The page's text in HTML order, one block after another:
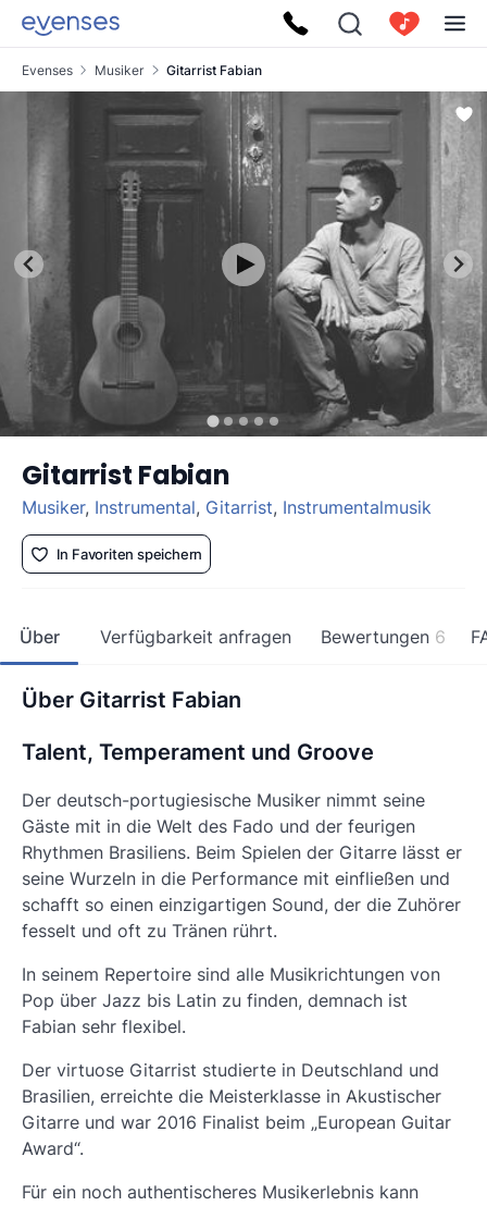
Evenses Musiker Gitarrist Fabian
Gitarrist Fabian
Musiker, Instrumental, Gitarrist, Instrumentalmusik
In Favoriten speichern
Über Verfügbarkeit anfragen Bewertungen 6
Über Gitarrist Fabian
Talent, Temperament und Groove
Der deutsch-portugiesische Musiker nimmt seine
Gäste mit in die Welt des Fado und der feurigen
Rhythmen Brasiliens. Beim Spielen der Gitarre lässt er
seine Wurzeln in die Performance mit einfließen und
schafft so einen einzigartigen Sound, der die Zuhörer
fesselt und oft zu Tränen rührt.
In seinem Repertoire sind alle Musikrichtungen von
Pop über Jazz bis Latin zu finden, demnach ist
Fabian sehr flexibel.
Der virtuose Gitarrist studierte in Deutschland und
Brasilien, erreichte die Meisterklasse in Akustischer
Gitarre und war 2016 Finalist beim „European Guitar
Award“.
Für ein noch authentischeres Musikerlebnis kann